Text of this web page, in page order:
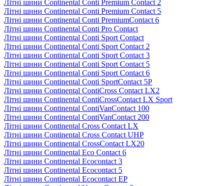
Літні шини Continental Conti Premium Contact 2
Літні шини Continental Conti Premium Contact 5
Літні шини Continental Conti PremiumContact 6
Літні шини Continental Conti Pro Contact
Літні шини Continental Conti Sport Contact
Літні шини Continental Conti Sport Contact 2
Літні шини Continental Conti Sport Contact 3
Літні шини Continental Conti Sport Contact 5
Літні шини Continental Conti Sport Contact 6
Літні шини Continental Conti SportContact 5P
Літні шини Continental ContiCross Contact LX2
Літні шини Continental ContiCrossContact LX Sport
Літні шини Continental ContiVanContact 100
Літні шини Continental ContiVanContact 200
Літні шини Continental Cross Contact LX
Літні шини Continental Cross Contact UHP
Літні шини Continental CrossContact LX20
Літні шини Continental Eco Contact 6
Літні шини Continental Ecocontact 3
Літні шини Continental Ecocontact 5
Літні шини Continental Ecocontact EP